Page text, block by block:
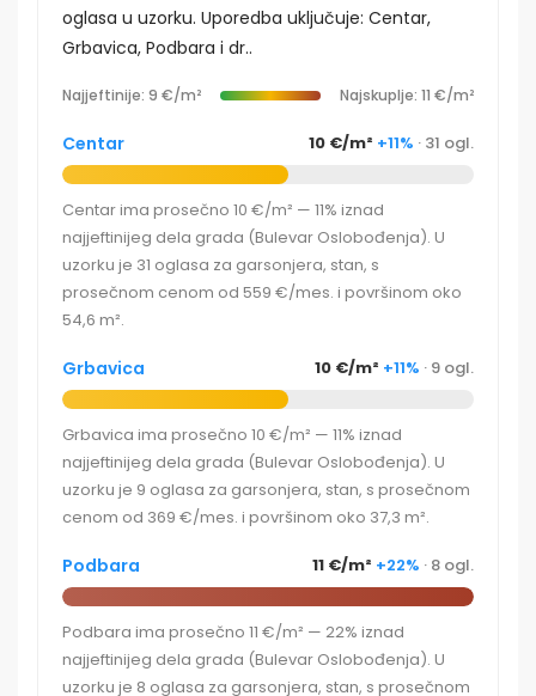
oglasa u uzorku. Uporedba uključuje: Centar,
Grbavica, Podbara i dr..
Najjeftinije: 9 €/m² Najskuplje: 11 €/m²
Centar 10 €/m² +11% · 31 ogl.
Centar ima prosečno 10 €/m² — 11% iznad
najjeftinijeg dela grada (Bulevar Oslobođenja). U
uzorku je 31 oglasa za garsonjera, stan, s
prosečnom cenom od 559 €/mes. i površinom oko
54,6 m².
Grbavica 10 €/m² +11% · 9 ogl.
Grbavica ima prosečno 10 €/m² — 11% iznad
najjeftinijeg dela grada (Bulevar Oslobođenja). U
uzorku je 9 oglasa za garsonjera, stan, s prosečnom
cenom od 369 €/mes. i površinom oko 37,3 m².
Podbara 11 €/m² +22% · 8 ogl.
Podbara ima prosečno 11 €/m² — 22% iznad
najjeftinijeg dela grada (Bulevar Oslobođenja). U
uzorku je 8 oglasa za garsonjera, stan, s prosečnom